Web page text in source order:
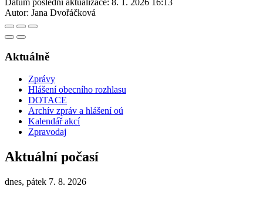
Autor: Jana Dvořáčková
Aktuálně
Zprávy
Hlášení obecního rozhlasu
DOTACE
Archív zpráv a hlášení oú
Kalendář akcí
Zpravodaj
Aktuální počasí
dnes, pátek 7. 8. 2026